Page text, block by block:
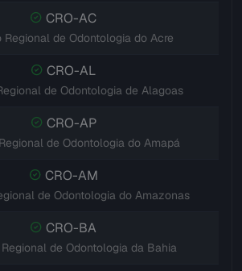
CRO-AC
Regional de Odontologia do Acre
CRO-AL
de Odontologia de Alagoas
CRO-AP
de Odontologia do Amapá
CRO-AM
de Odontologia do Amazonas
CRO-BA
de Odontologia da Bahia